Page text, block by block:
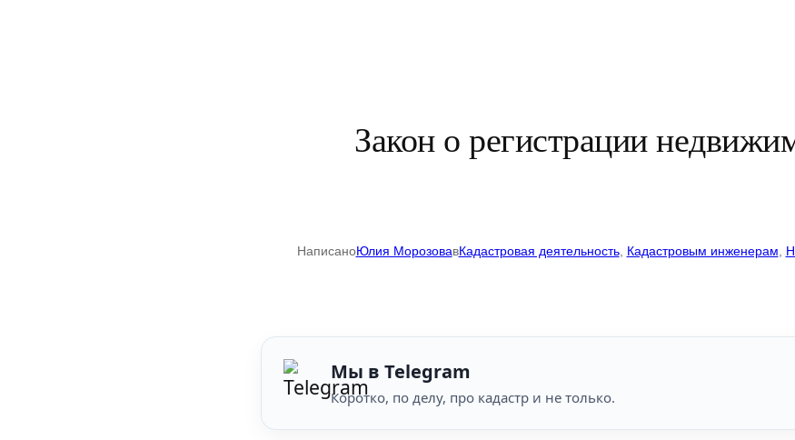
Закон о регистрации
НаписаноЮлия МорозовавКадастровая деятельность, Кадастровым инженерам
Мы в Telegram
Коротко, по делу, про кадастр и не только.